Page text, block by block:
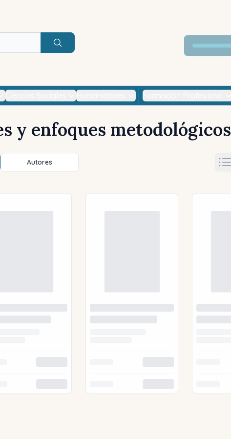
Buscar
y enfoques metodológicos
Autores